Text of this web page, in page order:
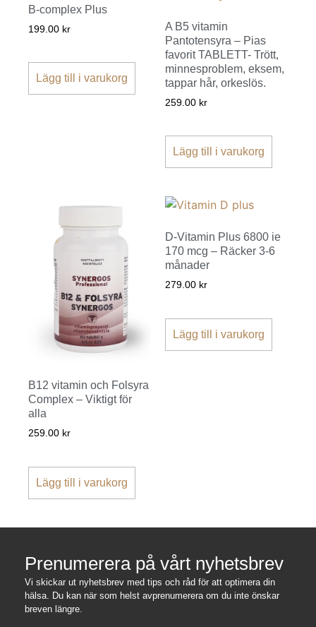
B-complex Plus
199.00 kr
Lägg till i varukorg
A B5 vitamin
Pantotensyra – Pias
favorit TABLETT- Trött,
minnesproblem, eksem,
tappar hår, orkeslös.
259.00 kr
Lägg till i varukorg
B12 vitamin och Folsyra
Complex – Viktigt för
alla
259.00 kr
Lägg till i varukorg
D-Vitamin Plus 6800 ie
170 mcg – Räcker 3-6
månader
279.00 kr
Lägg till i varukorg
Prenumerera på vårt nyhetsbrev
Vi skickar ut nyhetsbrev med tips och råd för att optimera din
hälsa. Du kan när som helst avprenumerera om du inte önskar
breven längre.